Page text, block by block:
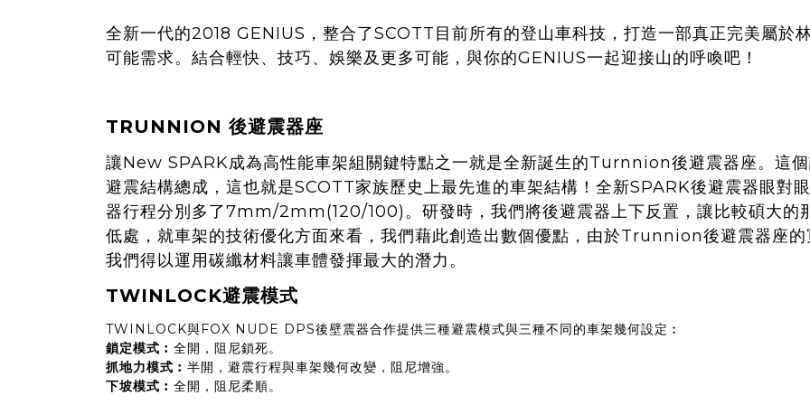
全新一代的2018 GENIUS，整合了SCOTT目前所有的登山車科技，打造一部真正完美屬於
可能需求。結合輕快、技巧、娛樂及更多可能，與你的GENIUS一起迎接山的呼喚吧！
TRUNNION 後避震器座
讓New SPARK成為高性能車架組關鍵特點之一就是全新誕生的Turnnion後避震器座。這
避震結構總成，這也就是SCOTT家族歷史上最先進的車架結構！全新SPARK後避震器眼對
器行程分別多了7mm/2mm(120/100)。研發時，我們將後避震器上下反置，讓比較碩大的
低處，就車架的技術優化方面來看，我們藉此創造出數個優點，由於Trunnion後避震器座
我們得以運用碳纖材料讓車體發揮最大的潛力。
TWINLOCK避震模式
TWINLOCK與FOX NUDE DPS後壁震器合作提供三種避震模式與三種不同的車架幾何設定︰
鎖定模式︰ 全開，阻尼鎖死。
抓地力模式︰ 半開，避震行程與車架幾何改變，阻尼增強。
下坡模式︰ 全開，阻尼柔順。